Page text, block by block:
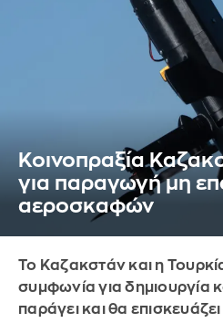
Κοινοπραξία
για παραγωγή μη
αεροσκαφών
Το Καζακστάν και η
συμφωνία για δημιουργία
παράγει και θα